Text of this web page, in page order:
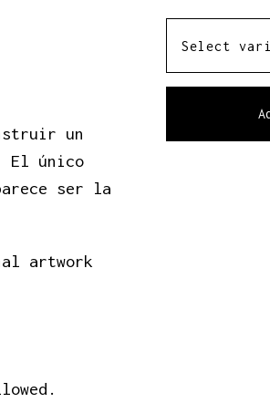
un
El único
ser la
artwork